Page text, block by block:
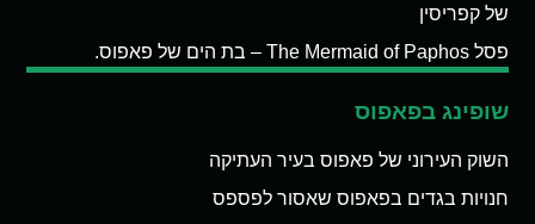
של קפריסין
פסל The Mermaid of Paphos – בת הים של פאפוס.
שופינג בפאפוס
השוק העירוני של פאפוס בעיר העתיקה
חנויות בגדים בפאפוס שאסור לפספס